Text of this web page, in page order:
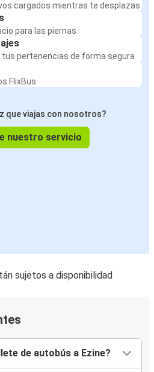
cargados mientras te desplazas
para las piernas
tus pertenencias de forma segura
FlixBus
que viajas con nosotros?
nuestro servicio
sujetos a disponibilidad
de autobús a Ezine?